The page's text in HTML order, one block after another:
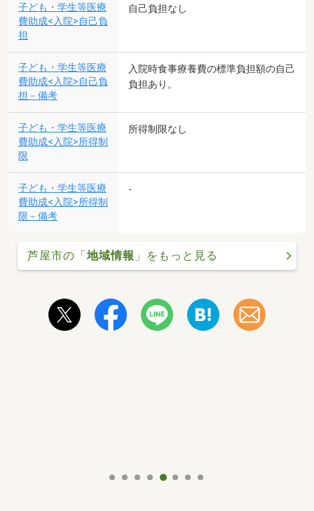
子ども・学生等医療
費助成<入院>自己負
担
自己負担なし
子ども・学生等医療
費助成<入院>自己負
担－備考
入院時食事療養費の標準負担額の自己
負担あり。
子ども・学生等医療
費助成<入院>所得制
限
所得制限なし
子ども・学生等医療
費助成<入院>所得制
限－備考
-
芦屋市の「 地域情報 」をもっと見る